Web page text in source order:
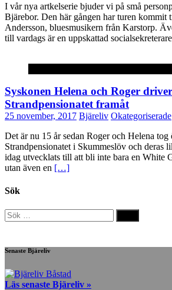
I vår nya artkelserie bjuder vi på små
Bjärebor. Den här gången har turen
Andersson, bluesmusikern från Karstorp.
till vardags är en uppskattad
Syskonen Helena och Roger driver
Strandpensionatet framåt
25 november, 2017 Bjäreliv Okategoriserade
Det är nu 15 år sedan Roger och Helena tog
Strandpensionatet i Skummeslöv och deras
idag utvecklats till att bli inte bara en White
utan även en […]
Sök
Sök
efter:
Senaste Bjäreliv
Läs senaste Bjäreliv »